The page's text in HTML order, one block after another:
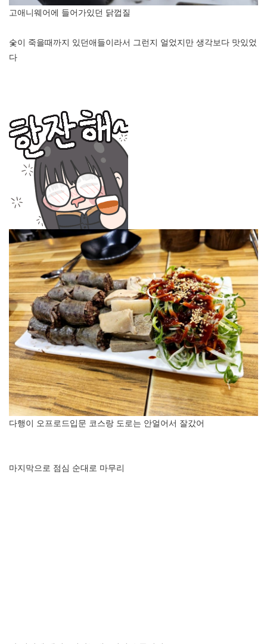
고애니웨어에 들어가있던 닭껍질
숯이 죽을때까지 있던애들이라서 그런지 얼었지만 생각보다 맛있었
다
다행이 오프로드입문 코스랑 도로는 안얼어서 잘갔어
마지막으로 점심 순대로 마무리